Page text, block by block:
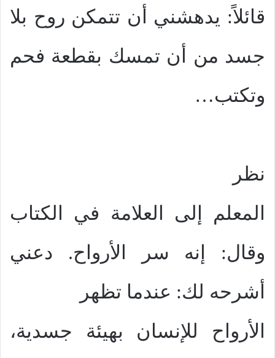
قائلاً: يدهشني أن تتمكن روح بلا
جسد من أن تمسك بقطعة فحم
وتكتب…
نظر
المعلم إلى العلامة في الكتاب
وقال: إنه سر الأرواح. دعني
أشرحه لك: عندما تظهر
الأرواح للإنسان بهيئة جسدية،